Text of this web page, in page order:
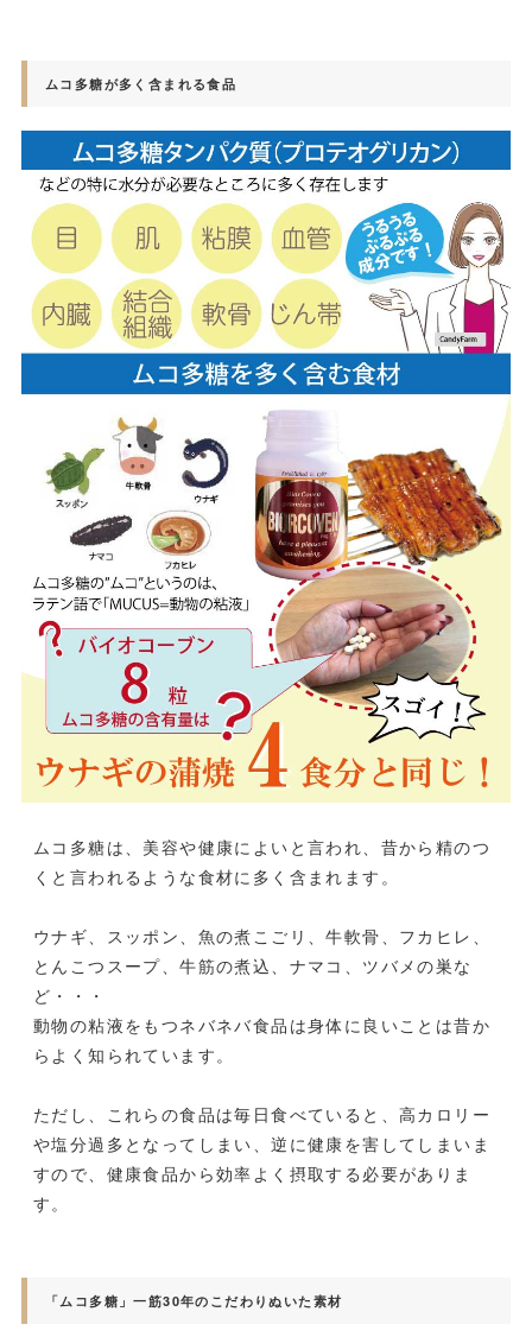
ムコ多糖が多く含まれる食品
ムコ多糖は、美容や健康によいと言われ、昔から精のつ
くと言われるような食材に多く含まれます。
ウナギ、スッポン、魚の煮こごリ、牛軟骨、フカヒレ、
とんこつスープ、牛筋の煮込、ナマコ、ツバメの巣な
ど・・・
動物の粘液をもつネバネバ食品は身体に良いことは昔か
らよく知られています。
ただし、これらの食品は毎日食べていると、高カロリー
や塩分過多となってしまい、逆に健康を害してしまいま
すので、健康食品から効率よく摂取する必要がありま
す。
「ムコ多糖」一筋30年のこだわりぬいた素材